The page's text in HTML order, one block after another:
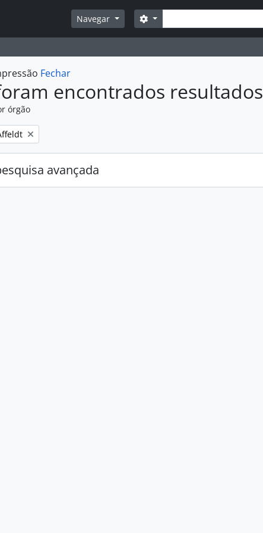
Navegar Pesquisar
Opções de busca
Fechar
encontrados resultados
órgão
avançada